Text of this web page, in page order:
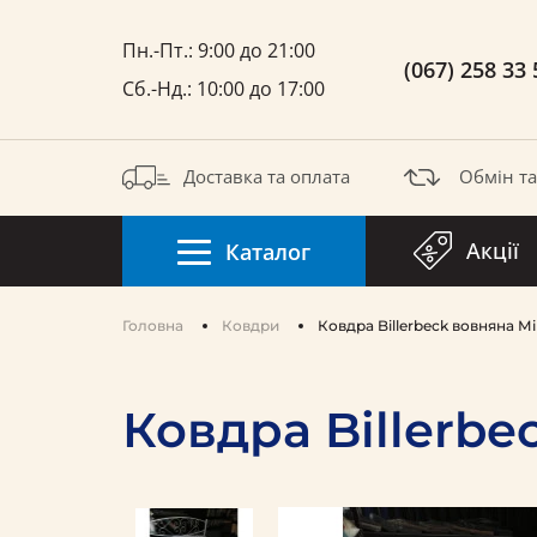
Пн.-Пт.: 9:00 до 21:00
Сб.-Нд.: 10:00 до 17:00
(067) 258 33
Доставка та оплата Обмін
Каталог Акції
Головна Ковдри Ковдра Billerbeck вовняна
Ковдра